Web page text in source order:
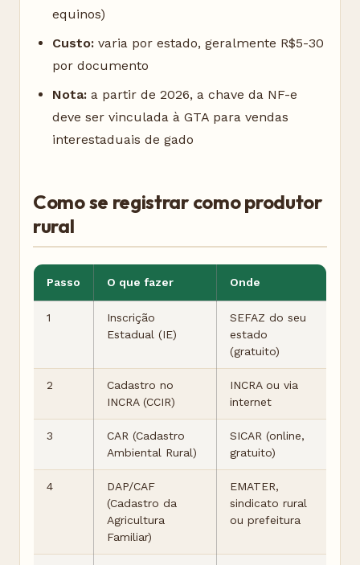
equinos)
Custo: varia por estado, geralmente R$5-30
por documento
Nota: a partir de 2026, a chave da NF-e
deve ser vinculada à GTA para vendas
interestaduais de gado
Como se registrar como produtor
rural
Passo O que fazer Onde
1
Inscrição
Estadual (IE)
SEFAZ do seu
estado
(gratuito)
2
Cadastro no
INCRA (CCIR)
INCRA ou via
internet
3
CAR (Cadastro
Ambiental Rural)
SICAR (online,
gratuito)
4
DAP/CAF
(Cadastro da
Agricultura
Familiar)
EMATER,
sindicato rural
ou prefeitura